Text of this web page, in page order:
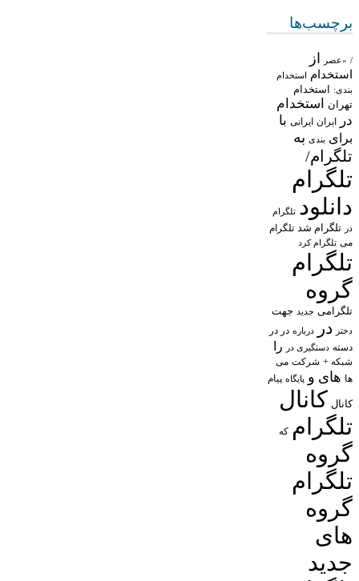
برچسب‌ها
/ «عصر از
استخدام استخدام
بندی: استخدام
تهران
استخدام
در
ایران ایرانی با
برای بندی به
تلگرام/
تلگرام
دانلود تلگرام
در تلگرام شد تلگرام
می تلگرام کرد
تلگرام
گروه
تلگرامی جدید جهت
دختر در درباره در در
دسته دستگیری در را
شبکه + شرکت می
ها های و پایگاه پیام
کانال کانال
تلگرام که
گروه
تلگرام
گروه
های
جدید